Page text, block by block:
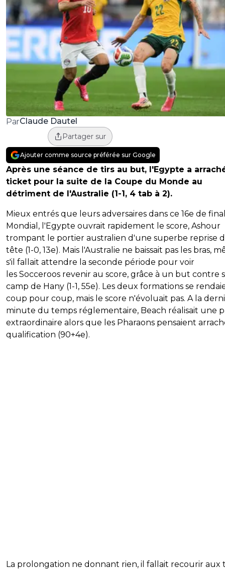
ParClaude Dautel
Partager sur
Ajouter comme source préférée sur Google
Après une séance de tirs au but, l'Egypte a
ticket pour la suite de la Coupe du Monde au
détriment de l'Australie (1-1, 4 tab à 2).
Mieux entrés que leurs adversaires dans ce 16e de
Mondial, l'Egypte ouvrait rapidement le score, Ashour
trompant le portier australien d'une superbe reprise
tête (1-0, 13e). Mais l'Australie ne baissait pas les bras,
s'il fallait attendre la seconde période pour voir
les Socceroos revenir au score, grâce à un but contre
camp de Hany (1-1, 55e). Les deux formations se
coup pour coup, mais le score n'évoluait pas. A la
minute du temps réglementaire, Beach réalisait une
extraordinaire alors que les Pharaons pensaient
qualification (90+4e).
La prolongation ne donnant rien, il fallait recourir aux